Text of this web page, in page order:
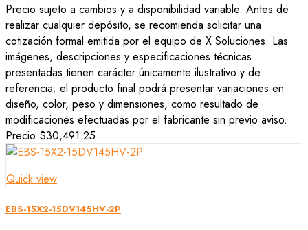
Precio sujeto a cambios y a disponibilidad variable. Antes de
realizar cualquier depósito, se recomienda solicitar una
cotización formal emitida por el equipo de X Soluciones. Las
imágenes, descripciones y especificaciones técnicas
presentadas tienen carácter únicamente ilustrativo y de
referencia; el producto final podrá presentar variaciones en
diseño, color, peso y dimensiones, como resultado de
modificaciones efectuadas por el fabricante sin previo aviso.
Precio $30,491.25
Quick view
EBS-15X2-15DV145HV-2P